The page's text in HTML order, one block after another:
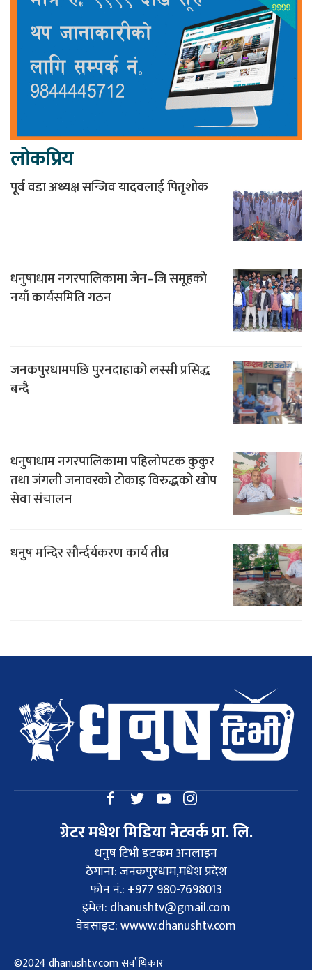
लोकप्रिय
पूर्व वडा अध्यक्ष सन्जिव यादवलाई पितृशोक
धनुषाधाम नगरपालिकामा जेन–जि समूहको
नयाँ कार्यसमिति गठन
जनकपुरधामपछि पुरनदाहाको लस्सी प्रसिद्ध
बन्दै
धनुषाधाम नगरपालिकामा पहिलोपटक कुकुर
तथा जंगली जनावरको टोकाइ विरुद्धको खोप
सेवा संचालन
धनुष मन्दिर सौर्न्दर्यकरण कार्य तीव्र
ग्रेटर मधेश मिडिया नेटवर्क प्रा. लि.
धनुष टिभी डटकम अनलाइन
ठेगाना: जनकपुरधाम,मधेश प्रदेश
फोन नं.: +977 980-7698013
इमेल: dhanushtv@gmail.com
वेबसाइट: wwww.dhanushtv.com
©2024 dhanushtv.com सर्वाधिकार